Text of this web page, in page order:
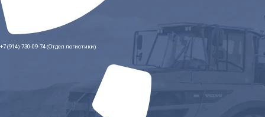
+7 (914) 730-09-74 (Отдел логистики)